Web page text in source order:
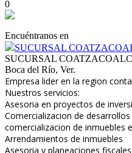
0
Encuéntranos en
SUCURSAL
SUCURSAL
Boca del Río, Ver.
Empresa lider en la region
Nuestros servicios:
Asesoria en proyectos de
Comercializacion de
comercializacion de inmuebles
Arrendamientos de inmuebles
Asesoria y planeaciones fiscales